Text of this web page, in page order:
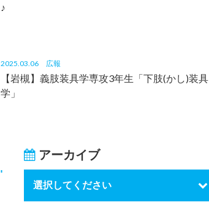
♪
2025.03.06 広報
【岩槻】義肢装具学専攻3年生「下肢(かし)装具
学」
アーカイブ